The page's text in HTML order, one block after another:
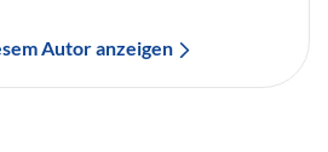
Autor anzeigen